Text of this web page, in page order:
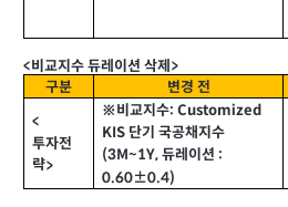
<비교지수 듀레이션 삭제 >
구분
변경 전
<
투자전
략>
※비교지수: Customized
KIS 단기 국공채지수
(3M~1Y,듀레이션 :
0.60±0.4)